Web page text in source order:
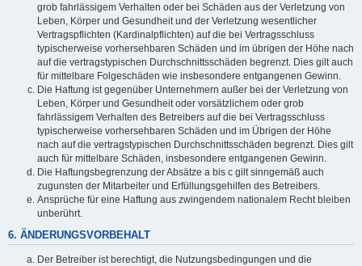
grob fahrlässigem Verhalten oder bei Schäden aus der Verletzung von
Leben, Körper und Gesundheit und der Verletzung wesentlicher
Vertragspflichten (Kardinalpflichten) auf die bei Vertragsschluss
typischerweise vorhersehbaren Schäden und im übrigen der Höhe nach
auf die vertragstypischen Durchschnittsschäden begrenzt. Dies gilt auch
für mittelbare Folgeschäden wie insbesondere entgangenen Gewinn.
Die Haftung ist gegenüber Unternehmern außer bei der Verletzung von
Leben, Körper und Gesundheit oder vorsätzlichem oder grob
fahrlässigem Verhalten des Betreibers auf die bei Vertragsschluss
typischerweise vorhersehbaren Schäden und im Übrigen der Höhe
nach auf die vertragstypischen Durchschnittsschäden begrenzt. Dies gilt
auch für mittelbare Schäden, insbesondere entgangenen Gewinn.
Die Haftungsbegrenzung der Absätze a bis c gilt sinngemäß auch
zugunsten der Mitarbeiter und Erfüllungsgehilfen des Betreibers.
Ansprüche für eine Haftung aus zwingendem nationalem Recht bleiben
unberührt.
6. ÄNDERUNGSVORBEHALT
Der Betreiber ist berechtigt, die Nutzungsbedingungen und die